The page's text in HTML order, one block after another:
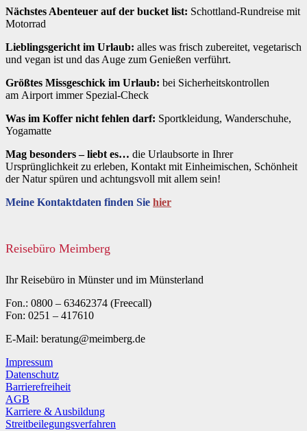
Nächstes Abenteuer auf der bucket list: Schottland-Rundreise mit
Motorrad
Lieblingsgericht im Urlaub: alles was frisch zubereitet, vegetarisch
und vegan ist und das Auge zum Genießen verführt.
Größtes Missgeschick im Urlaub: bei Sicherheitskontrollen
am Airport immer Spezial-Check
Was im Koffer nicht fehlen darf: Sportkleidung, Wanderschuhe,
Yogamatte
Mag besonders – liebt es… die Urlaubsorte in Ihrer
Ursprünglichkeit zu erleben, Kontakt mit Einheimischen, Schönheit
der Natur spüren und achtungsvoll mit allem sein!
Meine Kontaktdaten finden Sie hier
Reisebüro Meimberg
Ihr Reisebüro in Münster und im Münsterland
Fon.: 0800 – 63462374 (Freecall)
Fon: 0251 – 417610
E-Mail: beratung@meimberg.de
Impressum
Datenschutz
Barrierefreiheit
AGB
Karriere & Ausbildung
Streitbeilegungsverfahren